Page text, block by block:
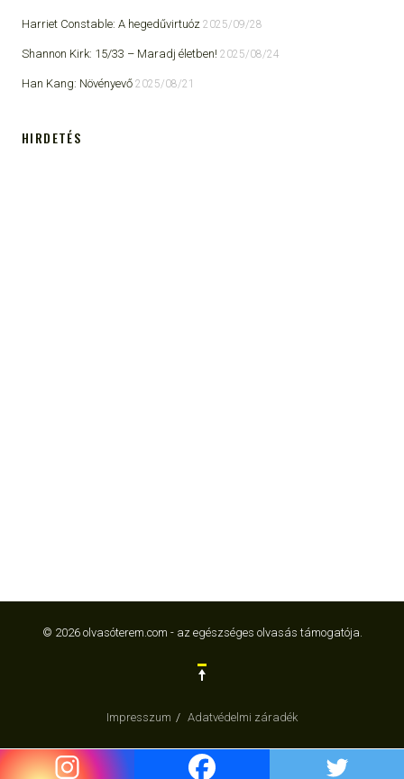
Harriet Constable: A hegedűvirtuóz 2025/09/28
Shannon Kirk: 15/33 ​– Maradj életben! 2025/08/24
Han Kang: Növényevő 2025/08/21
HIRDETÉS
© 2026 olvasóterem.com - az egészséges olvasás támogatója.
Impresszum Adatvédelmi záradék